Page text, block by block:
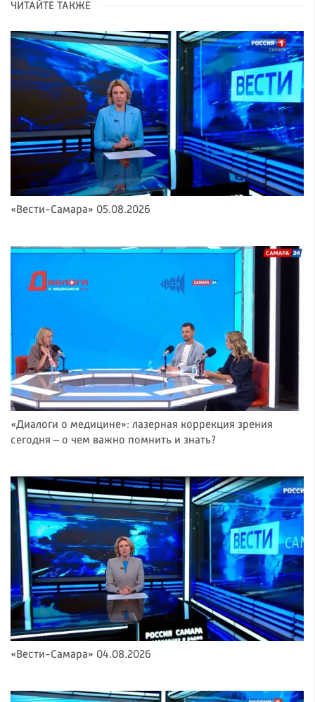
ЧИТАЙТЕ ТАКЖЕ
«Вести-Самара» 05.08.2026
«Диалоги о медицине»: лазерная коррекция зрения
сегодня – о чем важно помнить и знать?
«Вести-Самара» 04.08.2026